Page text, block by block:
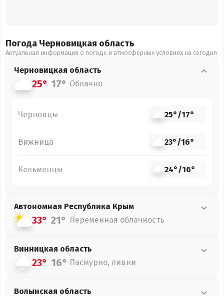
Погода Черновицкая область
Актуальная информация о погоде и атмосферных условиях на сегодня
Черновицкая область
25° 17° Облачно
Черновцы 25°/17°
Вижница 23°/16°
Кельменцы 24°/16°
Автономная Республика Крым
33° 21° Переменная облачность
Винницкая область
23° 16° Пасмурно, ливни
Волынская область